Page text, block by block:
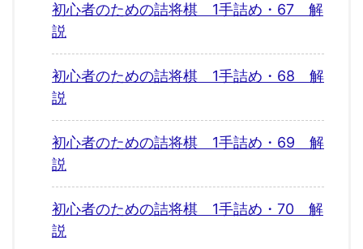
初心者のための詰将棋 1手詰め・67 解
説
初心者のための詰将棋 1手詰め・68 解
説
初心者のための詰将棋 1手詰め・69 解
説
初心者のための詰将棋 1手詰め・70 解
説